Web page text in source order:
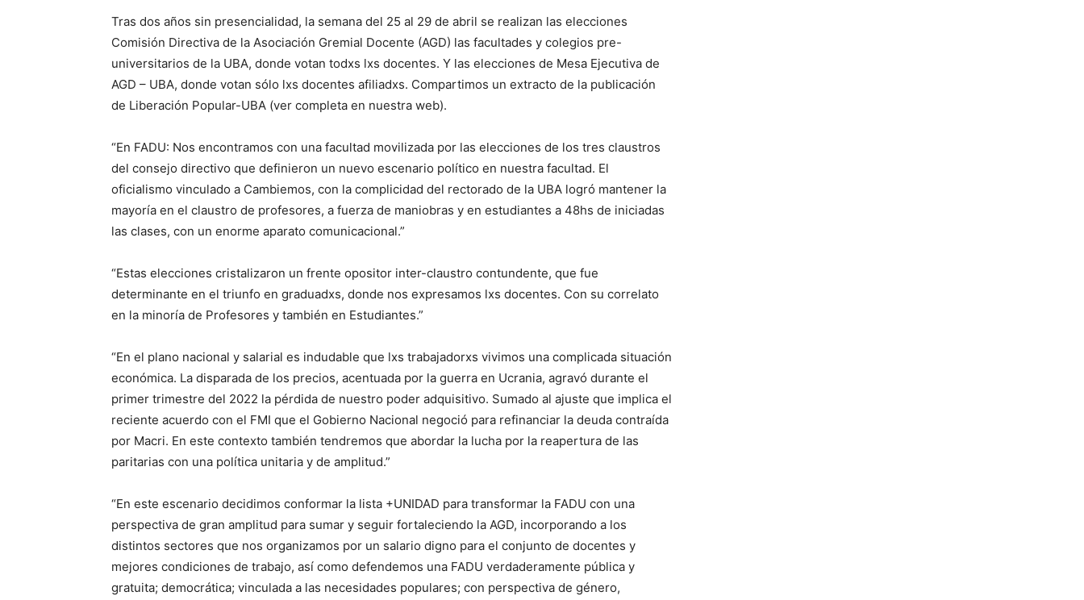
Tras dos años sin presencialidad, la semana del 25 al 29 de abril se realizan las elecciones
Comisión Directiva de la Asociación Gremial Docente (AGD) las facultades y colegios pre-
universitarios de la UBA, donde votan todxs lxs docentes. Y las elecciones de Mesa Ejecutiva de
AGD – UBA, donde votan sólo lxs docentes afiliadxs. Compartimos un extracto de la publicación
de Liberación Popular-UBA (ver completa en nuestra web).
“En FADU: Nos encontramos con una facultad movilizada por las elecciones de los tres claustros
del consejo directivo que definieron un nuevo escenario político en nuestra facultad. El
oficialismo vinculado a Cambiemos, con la complicidad del rectorado de la UBA logró mantener la
mayoría en el claustro de profesores, a fuerza de maniobras y en estudiantes a 48hs de iniciadas
las clases, con un enorme aparato comunicacional.”
“Estas elecciones cristalizaron un frente opositor inter-claustro contundente, que fue
determinante en el triunfo en graduadxs, donde nos expresamos lxs docentes. Con su correlato
en la minoría de Profesores y también en Estudiantes.”
“En el plano nacional y salarial es indudable que lxs trabajadorxs vivimos una complicada situación
económica. La disparada de los precios, acentuada por la guerra en Ucrania, agravó durante el
primer trimestre del 2022 la pérdida de nuestro poder adquisitivo. Sumado al ajuste que implica el
reciente acuerdo con el FMI que el Gobierno Nacional negoció para refinanciar la deuda contraída
por Macri. En este contexto también tendremos que abordar la lucha por la reapertura de las
paritarias con una política unitaria y de amplitud.”
“En este escenario decidimos conformar la lista +UNIDAD para transformar la FADU con una
perspectiva de gran amplitud para sumar y seguir fortaleciendo la AGD, incorporando a los
distintos sectores que nos organizamos por un salario digno para el conjunto de docentes y
mejores condiciones de trabajo, así como defendemos una FADU verdaderamente pública y
gratuita; democrática; vinculada a las necesidades populares; con perspectiva de género,